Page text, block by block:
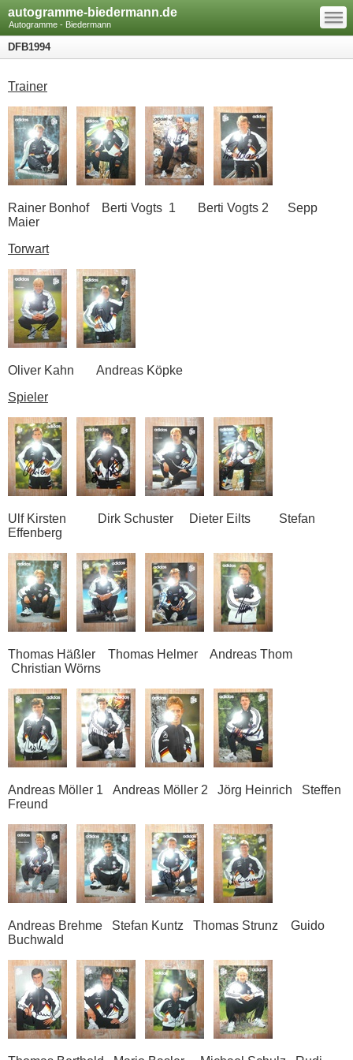
autogramme-biedermann.de
Autogramme - Biedermann
—
—
—
DFB1994
Trainer
Rainer Bonhof Berti Vogts 1 Berti Vogts 2 Sepp
Maier
Torwart
Oliver Kahn Andreas Köpke
Spieler
Ulf Kirsten Dirk Schuster Dieter Eilts Stefan
Effenberg
Thomas Häßler Thomas Helmer Andreas Thom
Christian Wörns
Andreas Möller 1 Andreas Möller 2 Jörg Heinrich Steffen
Freund
Andreas Brehme Stefan Kuntz Thomas Strunz Guido
Buchwald